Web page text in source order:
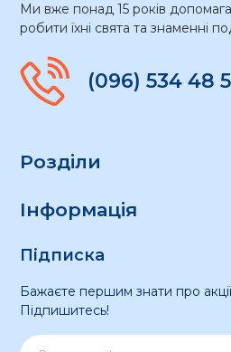
Ми вже понад 15 років
робити їхні свята та знаменні
(096) 534 48
Розділи
Інформація
Підписка
Бажаєте першим знати про
Підпишитесь!